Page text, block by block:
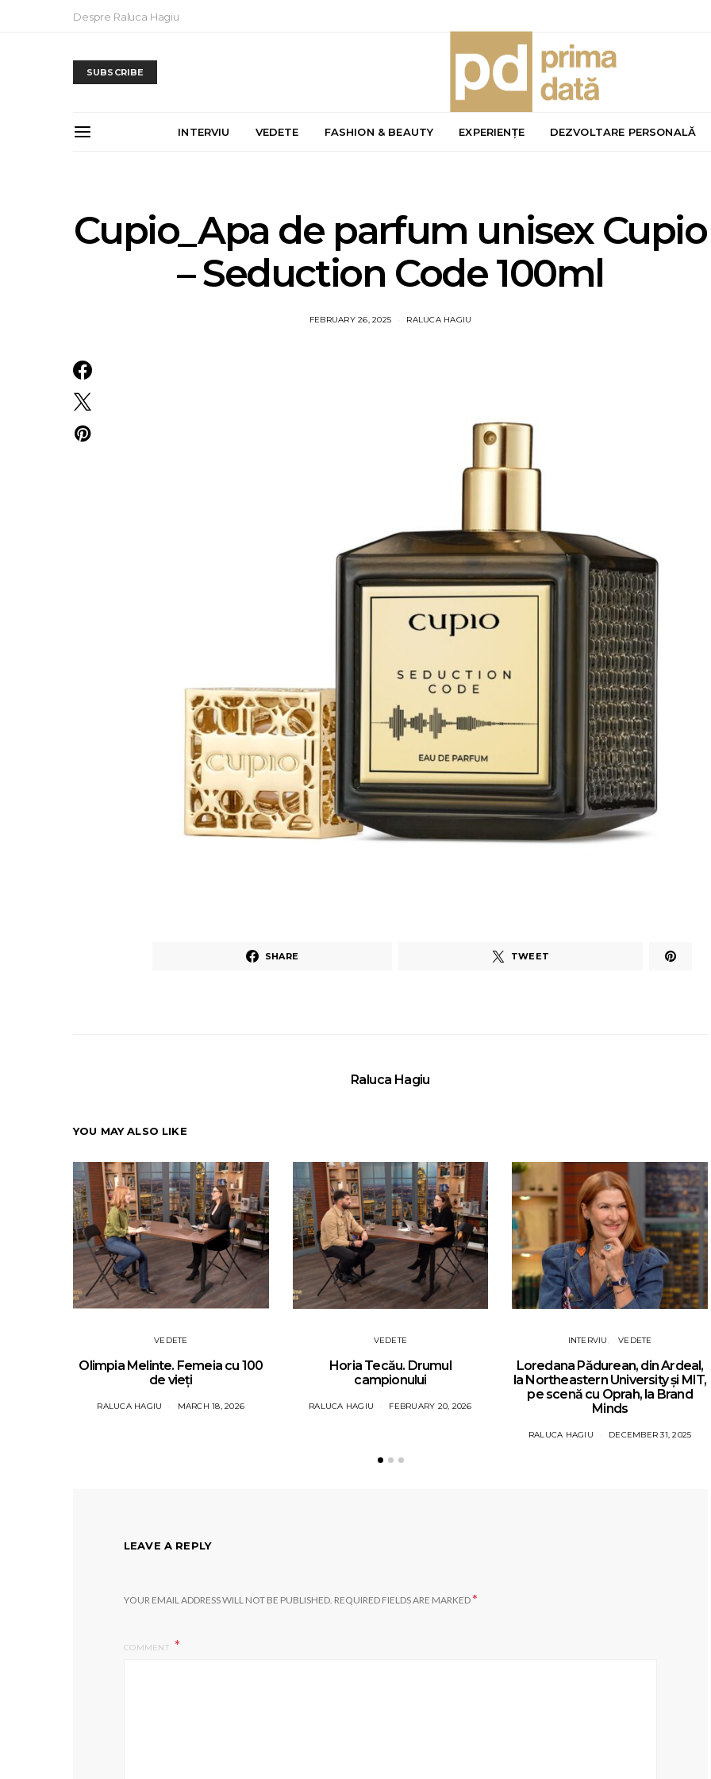
Despre Raluca Hagiu
SUBSCRIBE
INTERVIU VEDETE FASHION & BEAUTY EXPERIENȚE DEZVOLTARE PERSONALĂ
Cupio_Apa de parfum unisex Cupio
– Seduction Code 100ml
FEBRUARY 26, 2025 RALUCA HAGIU
SHARE TWEET
Raluca Hagiu
YOU MAY ALSO LIKE
VEDETE
Olimpia Melinte. Femeia cu 100
de vieți
RALUCA HAGIU MARCH 18, 2026
VEDETE
Horia Tecău. Drumul
campionului
RALUCA HAGIU FEBRUARY 20, 2026
INTERVIU VEDETE
Loredana Pădurean, din Ardeal,
la Northeastern University și MIT,
pe scenă cu Oprah, la Brand
Minds
RALUCA HAGIU DECEMBER 31, 2025
LEAVE A REPLY
YOUR EMAIL ADDRESS WILL NOT BE PUBLISHED. REQUIRED FIELDS ARE MARKED*
COMMENT